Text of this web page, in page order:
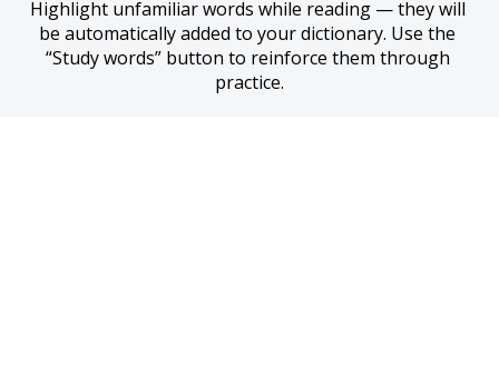
Highlight unfamiliar words while reading — they will
be automatically added to your dictionary. Use the
“Study words” button to reinforce them through
practice.